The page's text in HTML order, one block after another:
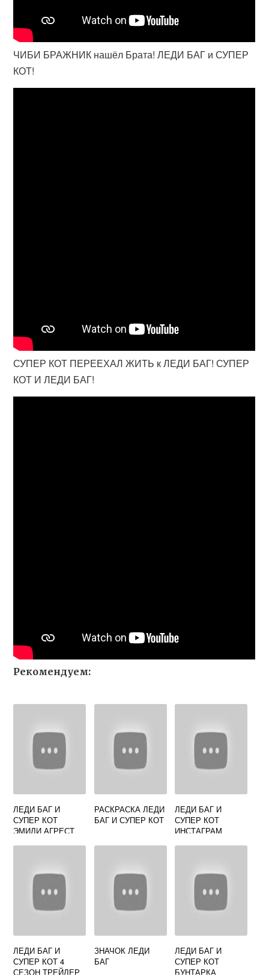
ЧИБИ БРАЖНИК нашёл Брата! ЛЕДИ БАГ и СУПЕР
КОТ!
СУПЕР КОТ ПЕРЕЕХАЛ ЖИТЬ к ЛЕДИ БАГ! СУПЕР
КОТ И ЛЕДИ БАГ!
Рекомендуем:
ЛЕДИ БАГ И
СУПЕР КОТ
ЭМИЛИ АГРЕСТ
РАСКРАСКА ЛЕДИ
БАГ И СУПЕР КОТ
ЛЕДИ БАГ И
СУПЕР КОТ
ИНСТАГРАМ
ЛЕДИ БАГ И
СУПЕР КОТ 4
СЕЗОН ТРЕЙЛЕР
ЗНАЧОК ЛЕДИ
БАГ
ЛЕДИ БАГ И
СУПЕР КОТ
БУНТАРКА